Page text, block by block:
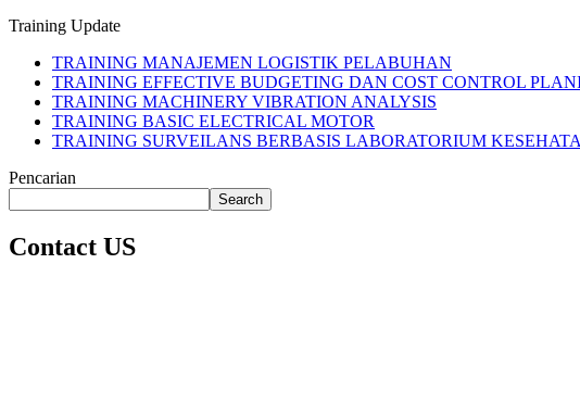
Training Update
TRAINING MANAJEMEN LOGISTIK PELABUHAN
TRAINING EFFECTIVE BUDGETING DAN COST CONTROL
TRAINING MACHINERY VIBRATION ANALYSIS
TRAINING BASIC ELECTRICAL MOTOR
TRAINING SURVEILANS BERBASIS LABORATORIUM
Pencarian
Search
Contact US